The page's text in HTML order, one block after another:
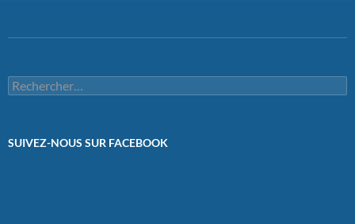
Rechercher :
SUIVEZ-NOUS SUR FACEBOOK